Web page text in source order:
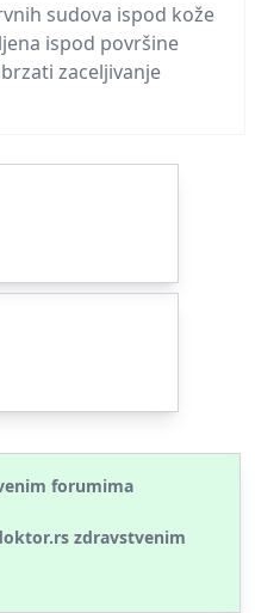
sudova ispod kože
ispod površine
zaceljivanje
forumima
zdravstvenim